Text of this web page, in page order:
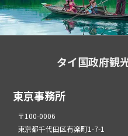
タイ国政府観
東京事務所
〒100-0006
東京都千代田区有楽町1-7-1